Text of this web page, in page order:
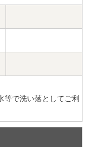
で洗い落としてご利